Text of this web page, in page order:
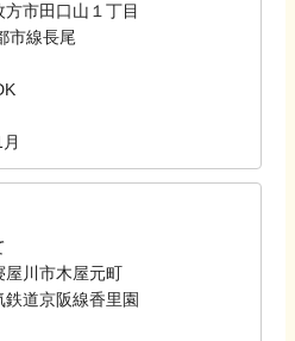
方市田口山１丁目
市線長尾
川市木屋元町
鉄道京阪線香里園